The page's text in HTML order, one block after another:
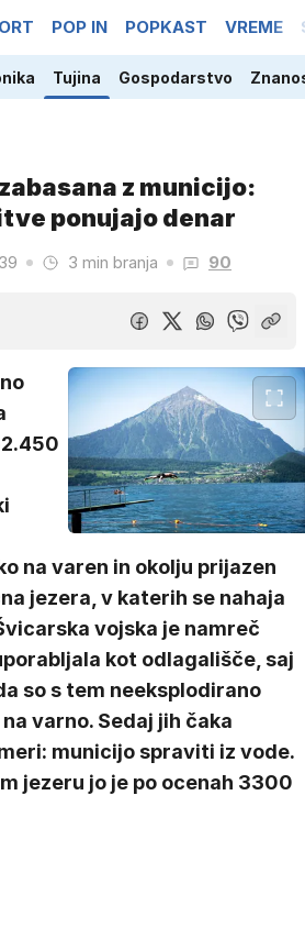
POP IN POPKAST VREME
Tujina Gospodarstvo
z municijo:
ponujajo denar
3 min branja 90
na varen in okolju prijazen
jezera, v katerih se nahaja
vojska je namreč
kot odlagališče, saj
so s tem neeksplodirano
varno. Sedaj jih čaka
municijo spraviti iz vode.
jezeru jo je po ocenah 3300